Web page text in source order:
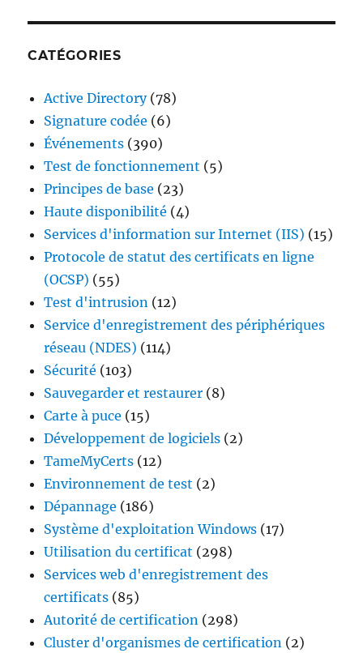
CATÉGORIES
Active Directory(78)
Signature codée (6)
Événements (390)
Test de fonctionnement (5)
Principes de base (23)
Haute disponibilité (4)
Services d'information sur Internet (IIS) (15)
Protocole de statut des certificats en ligne
(OCSP) (55)
Test d'intrusion (12)
Service d'enregistrement des périphériques
réseau (NDES) (114)
Sécurité (103)
Sauvegarder et restaurer (8)
Carte à puce (15)
Développement de logiciels (2)
TameMyCerts (12)
Environnement de test (2)
Dépannage (186)
Système d'exploitation Windows (17)
Utilisation du certificat (298)
Services web d'enregistrement des
certificats (85)
Autorité de certification (298)
Cluster d'organismes de certification (2)